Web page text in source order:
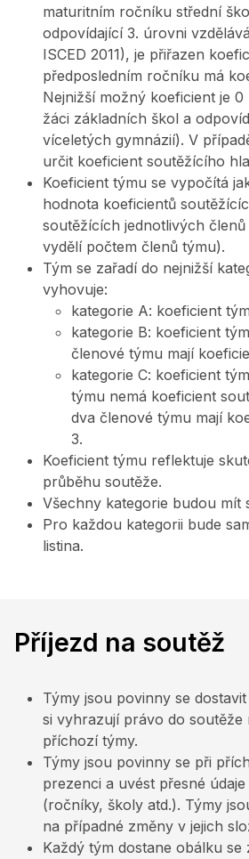
maturitním ročníku střední
odpovídající 3. úrovni
ISCED 2011), je přiřazen
předposledním ročníku má
Nejnižší možný koeficient je 0
žáci základních škol a
víceletých gymnázií). V
určit koeficient soutěžícího
Koeficient týmu se vypočítá
hodnota koeficientů
soutěžících jednotlivých
vydělí počtem členů týmu).
Tým se zařadí do nejnižší
vyhovuje:
kategorie A: koeficient
kategorie B: koeficient
členové týmu mají
kategorie C: koeficient
týmu nemá koeficient
dva členové týmu mají
3.
Koeficient týmu reflektuje
průběhu soutěže.
Všechny kategorie budou mít
Pro každou kategorii bude
listina.
Příjezd na soutěž
Týmy jsou povinny se
si vyhrazují právo do soutěže
příchozí týmy.
Týmy jsou povinny se při
prezenci a uvést přesné
(ročníky, školy atd.). Týmy
na případné změny v jejich
Každý tým dostane obálku